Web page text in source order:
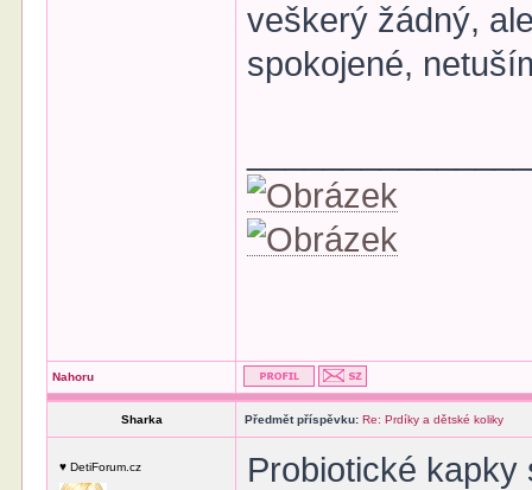
veškerý žádný,
spokojené,
Nahoru
Sharka Předmět příspěvku: Re: Prdíky a dětské koliky
♥ DetiForum.cz
Probiotické